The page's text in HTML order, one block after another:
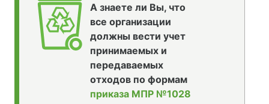
А знаете ли Вы, что
все организации
должны вести учет
принимаемых и
передаваемых
отходов по формам
приказа МПР №1028